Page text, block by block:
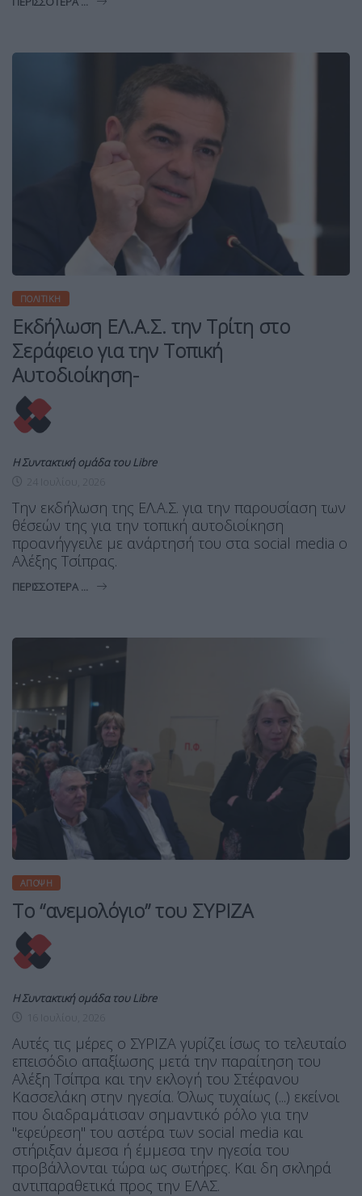
ΠΟΛΙΤΙΚΉ
Εκδήλωση ΕΛ.Α.Σ. την Τρίτη στο
Σεράφειο για την Τοπική
Αυτοδιοίκηση-
Η Συντακτική ομάδα του Libre
Την εκδήλωση της ΕΛ.Α.Σ. για την παρουσίαση των
θέσεών της για την τοπική αυτοδιοίκηση
προανήγγειλε με ανάρτησή του στα social media ο
Αλέξης Τσίπρας.
ΠΕΡΙΣΣΌΤΕΡΑ ...
ΆΠΟΨΗ
Το “ανεμολόγιο” του ΣΥΡΙΖΑ
Η Συντακτική ομάδα του Libre
Αυτές τις μέρες ο ΣΥΡΙΖΑ γυρίζει ίσως το τελευταίο
επεισόδιο απαξίωσης μετά την παραίτηση του
Αλέξη Τσίπρα και την εκλογή του Στέφανου
Κασσελάκη στην ηγεσία. Όλως τυχαίως (...) εκείνοι
που διαδραμάτισαν σημαντικό ρόλο για την
"εφεύρεση" του αστέρα των social media και
στήριξαν άμεσα ή έμμεσα την ηγεσία του
προβάλλονται τώρα ως σωτήρες. Και δη σκληρά
αντιπαραθετικά προς την ΕΛΑΣ.